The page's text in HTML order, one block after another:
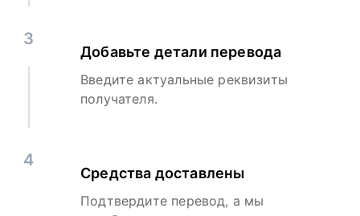
3
Добавьте детали перевода
Введите актуальные реквизиты
получателя.
4
Средства доставлены
Подтвердите перевод, а мы